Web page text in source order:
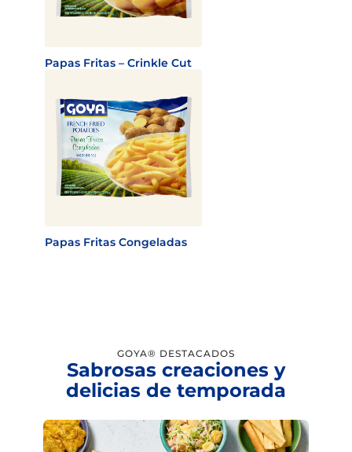
Papas Fritas – Crinkle Cut
Papas Fritas Congeladas
GOYA® DESTACADOS
Sabrosas creaciones y
delicias de temporada